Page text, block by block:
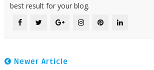
best result for your blog.
Newer Article